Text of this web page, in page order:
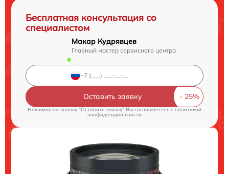
Бесплатная консультация со
специалистом
Макар Кудрявцев
Главный мастер сервисного центра
Оставить заявку
Нажимая на кнопку "Оставить заявку" Вы соглашаетесь cполитикой
конфиденциальности